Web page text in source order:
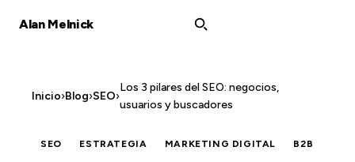
Alan Melnick
Inicio›Blog›SEO›
Los 3 pilares del SEO: negocios,
usuarios y buscadores
SEO ESTRATEGIA MARKETING DIGITAL B2B